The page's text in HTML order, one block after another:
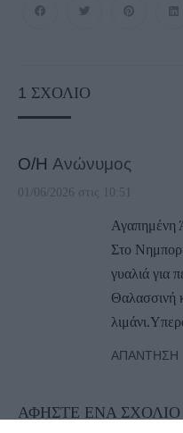
1 ΣΧΌΛΙΟ
Ο/Η Ανώνυμος
01/06/2026 στις 10:51
Αγαπημένη
Στο
γυαλιά για
Θαλασσινή
ΑΠΆΝΤΗΣΗ
ΑΦΉΣΤΕ ΈΝΑ ΣΧΌΛΙΟ